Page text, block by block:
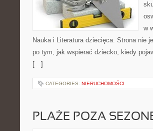
w
Nauka i Literatura dziecięca. Strona nie
po tym, jak wspierać dziecko, kiedy
[…]
CATEGORIES: NIERUCHOMOŚCI
PLAŻE POZA